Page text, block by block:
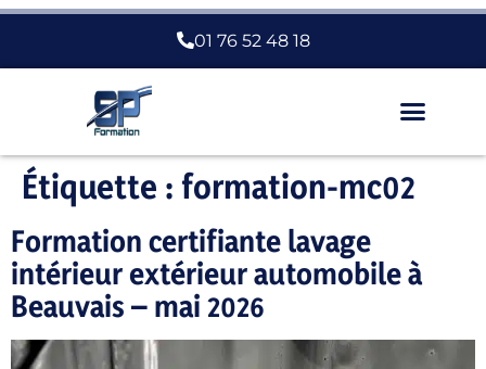
01 76 52 48 18
Étiquette : formation-mc02
Formation certifiante lavage
intérieur extérieur automobile à
Beauvais – mai 2026